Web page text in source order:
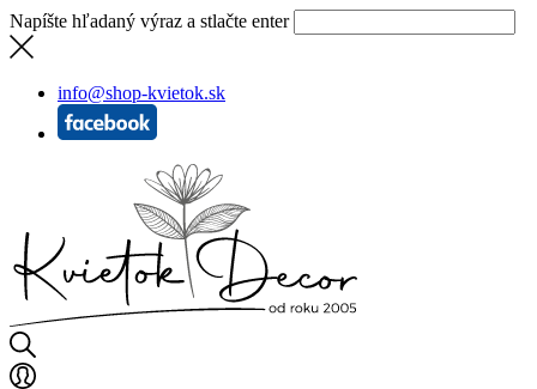
Napíšte hľadaný výraz a stlačte enter
info@shop-kvietok.sk